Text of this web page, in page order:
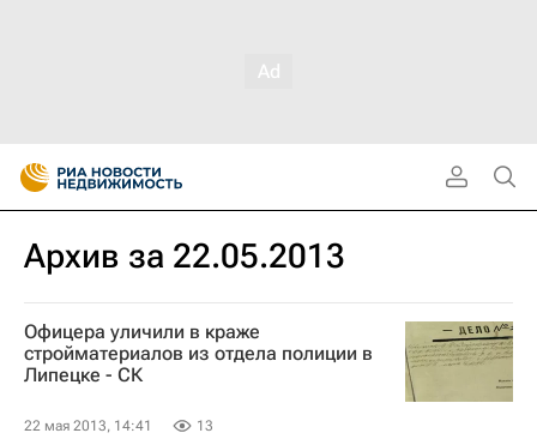
Архив за 22.05.2013
Офицера уличили в краже
стройматериалов из отдела полиции в
Липецке - СК
22 мая 2013, 14:41 13